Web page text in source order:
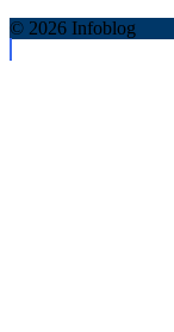
© 2026 Infoblog